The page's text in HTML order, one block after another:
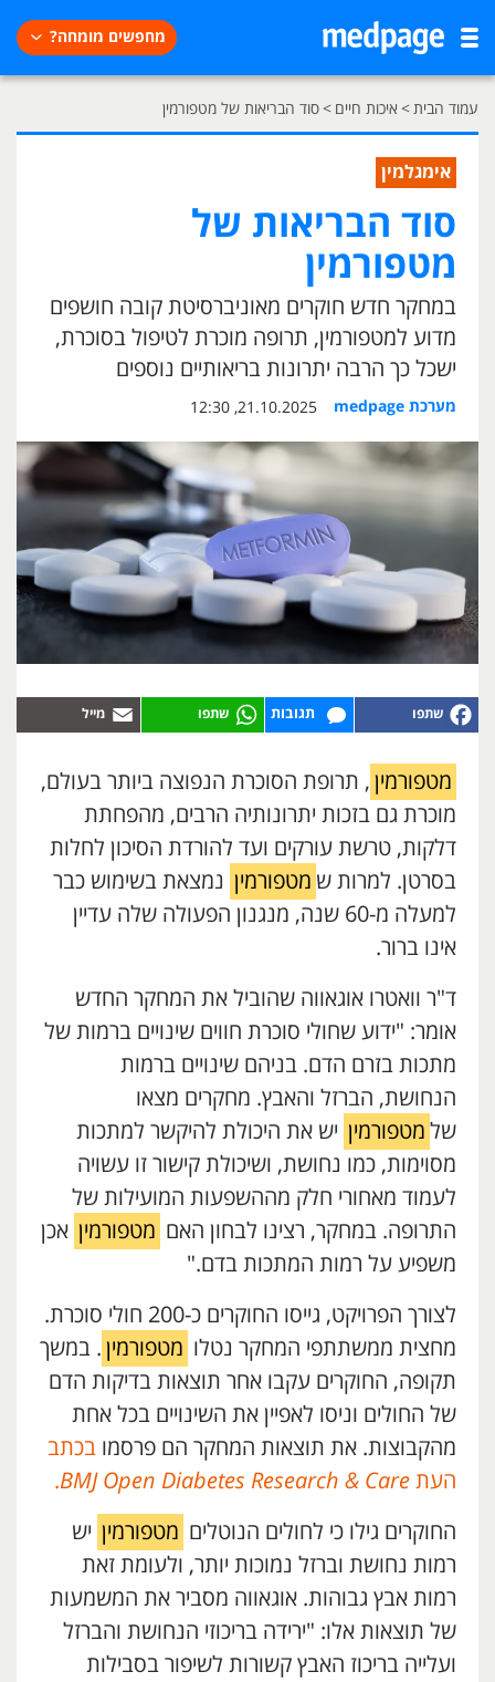
מחפשים מומחה?
עמוד הבית> איכות חיים >סוד הבריאות של מטפורמין
אימגלמין
סוד הבריאות של
מטפורמין
במחקר חדש חוקרים מאוניברסיטת קובה חושפים
מדוע למטפורמין, תרופה מוכרת לטיפול בסוכרת,
ישכל כך הרבה יתרונות בריאותיים נוספים
מערכת medpage 21.10.2025, 12:30
תגובות
מטפורמין , תרופת הסוכרת הנפוצה ביותר בעולם,
מוכרת גם בזכות יתרונותיה הרבים, מהפחתת
דלקות, טרשת עורקים ועד להורדת הסיכון לחלות
בסרטן. למרות ש מטפורמין נמצאת בשימוש כבר
למעלה מ-60 שנה, מנגנון הפעולה שלה עדיין
אינו ברור.
ד"ר וואטרו אוגאווה שהוביל את המחקר החדש
אומר: "ידוע שחולי סוכרת חווים שינויים ברמות של
מתכות בזרם הדם. בניהם שינויים ברמות
הנחושת, הברזל והאבץ. מחקרים מצאו
של מטפורמין יש את היכולת להיקשר למתכות
מסוימות, כמו נחושת, ושיכולת קישור זו עשויה
לעמוד מאחורי חלק מההשפעות המועילות של
התרופה. במחקר, רצינו לבחון האם מטפורמין אכן
משפיע על רמות המתכות בדם."
לצורך הפרויקט, גייסו החוקרים כ-200 חולי סוכרת.
מחצית ממשתתפי המחקר נטלו מטפורמין . במשך
תקופה, החוקרים עקבו אחר תוצאות בדיקות הדם
של החולים וניסו לאפיין את השינויים בכל אחת
מהקבוצות. את תוצאות המחקר הם פרסמו בכתב
העת BMJ Open Diabetes Research & Care
.
החוקרים גילו כי לחולים הנוטלים מטפורמין יש
רמות נחושת וברזל נמוכות יותר, ולעומת זאת
רמות אבץ גבוהות. אוגאווה מסביר את המשמעות
של תוצאות אלו: "ירידה בריכוזי הנחושת והברזל
ועלייה בריכוז האבץ קשורות לשיפור בסבילות